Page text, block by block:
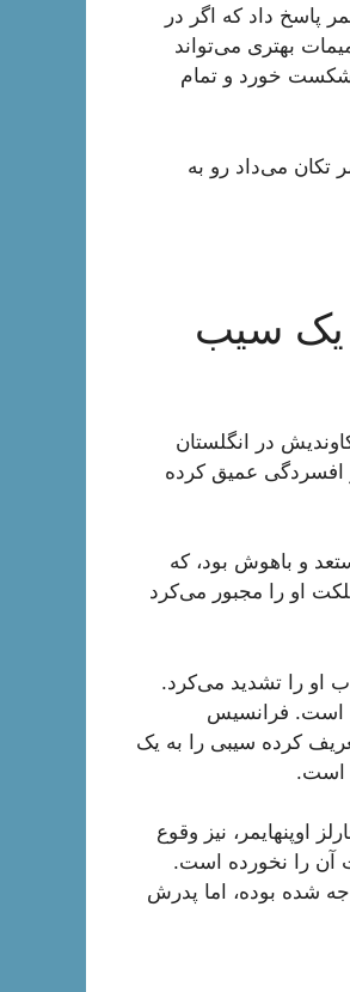
پاسخ داد که اگر در
بهتری می‌تواند
شکست خورد و تمام
تکان می‌داد رو به
یک سیب
در انگلستان
افسردگی عمیق کرده
و باهوش بود، که
او را مجبور می‌کرد
او را تشدید می‌کرد.
است. فرانسیس
کرده سیبی را به یک
است.
اوپنهایمر، نیز وقوع
آن را نخورده است.
شده بوده، اما پدرش